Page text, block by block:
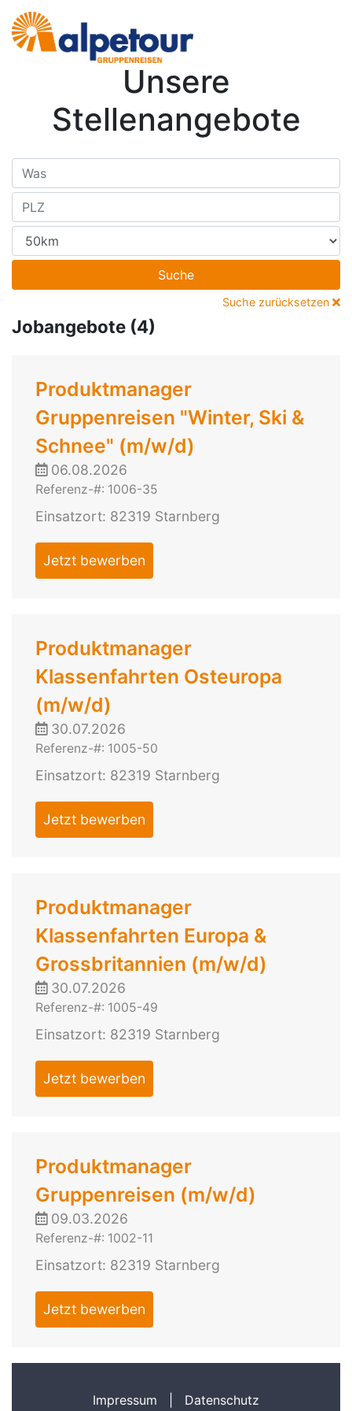
Unsere
Stellenangebote
Suche
Suche zurücksetzen
Jobangebote (4)
Produktmanager
Gruppenreisen "Winter, Ski &
Schnee" (m/w/d)
06.08.2026
Referenz-#: 1006-35
Einsatzort: 82319 Starnberg
Jetzt bewerben
Produktmanager
Klassenfahrten Osteuropa
(m/w/d)
30.07.2026
Referenz-#: 1005-50
Einsatzort: 82319 Starnberg
Jetzt bewerben
Produktmanager
Klassenfahrten Europa &
Grossbritannien (m/w/d)
30.07.2026
Referenz-#: 1005-49
Einsatzort: 82319 Starnberg
Jetzt bewerben
Produktmanager
Gruppenreisen (m/w/d)
09.03.2026
Referenz-#: 1002-11
Einsatzort: 82319 Starnberg
Jetzt bewerben
Impressum Datenschutz